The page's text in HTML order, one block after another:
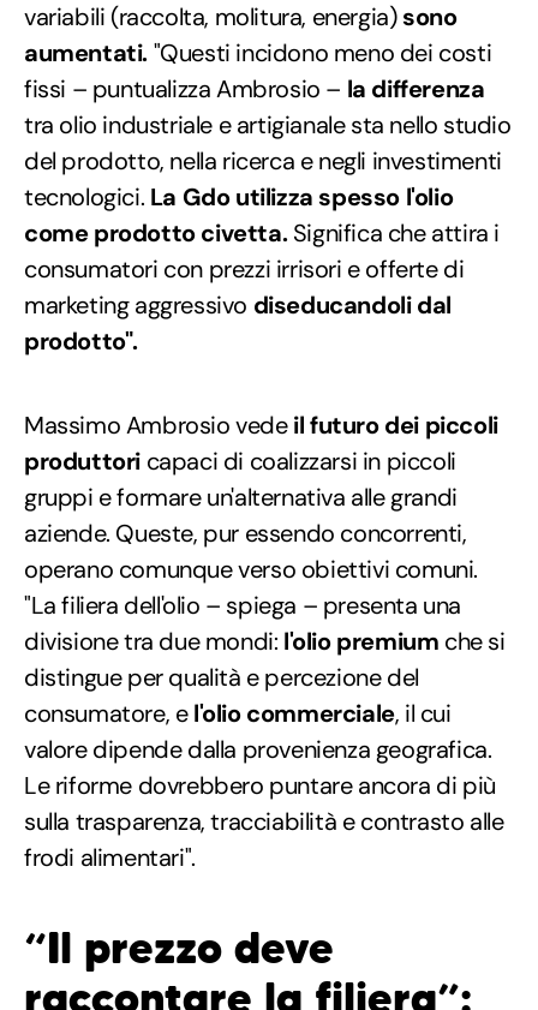
variabili (raccolta, molitura, energia)sono
aumentati."Questi incidono meno dei costi
fissi – puntualizza Ambrosio – la differenza
tra olio industriale e artigianale sta nello studio
del prodotto, nella ricerca e negli investimenti
tecnologici. La Gdo utilizza spesso l'olio
come prodotto civetta.Significa che attira i
consumatori con prezzi irrisori e offerte di
marketing aggressivo diseducandoli dal
prodotto".
Massimo Ambrosio vedeil futuro dei piccoli
produttori capaci di coalizzarsi in piccoli
gruppi e formare un'alternativa alle grandi
aziende. Queste, pur essendo concorrenti,
operano comunque verso obiettivi comuni.
"La filiera dell'olio – spiega – presenta una
divisione tra due mondi: l'olio premium che si
distingue per qualità e percezione del
consumatore, el'olio commerciale, il cui
valore dipende dalla provenienza geografica.
Le riforme dovrebbero puntare ancora di più
sulla trasparenza, tracciabilità e contrasto alle
frodi alimentari".
“Il prezzo deve
raccontare la filiera”: